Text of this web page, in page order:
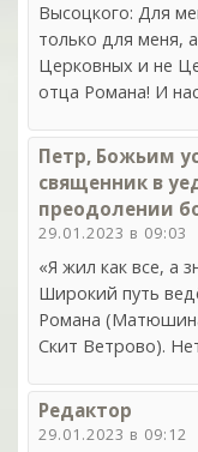
Высоцкого: Для
только для меня,
Церковных и не
отца Романа! И
Петр, Божьим
священник в
преодолении
29.01.2023 в 09:03
«Я жил как все, а
Широкий путь
Романа
Скит Ветрово).
Редактор
29.01.2023 в 09:12